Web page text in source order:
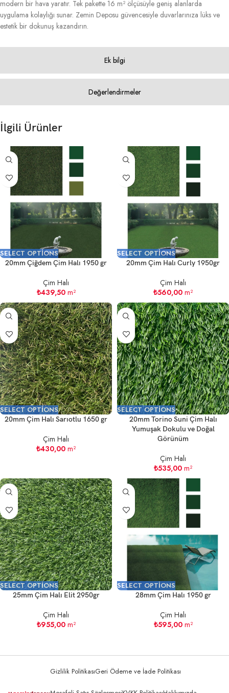
Ek bilgi
Değerlendirmeler
modern bir hava yaratır. Tek pakette 16 m² ölçüsüyle geniş alanlarda
uygulama kolaylığı sunar. Zemin Deposu güvencesiyle duvarlarınıza lüks ve
estetik bir dokunuş kazandırın.
İlgili Ürünler
SELECT OPTIONS
20mm Çiğdem Çim Halı 1950 gr
Çim Halı
₺439,50m²
SELECT OPTIONS
20mm Çim Halı Curly 1950gr
Çim Halı
₺560,00 m²
SELECT OPTIONS
20mm Çim Halı Sarıotlu 1650 gr
Çim Halı
₺430,00 m²
SELECT OPTIONS
20mm Torino Suni Çim Halı
Yumuşak Dokulu ve Doğal
Görünüm
Çim Halı
₺535,00 m²
SELECT OPTIONS
25mm Çim Halı Elit 2950gr
Çim Halı
₺955,00m²
SELECT OPTIONS
28mm Çim Halı 1950 gr
Çim Halı
₺595,00m²
Gizlilik PolitikasıGeri Ödeme ve İade Politikası